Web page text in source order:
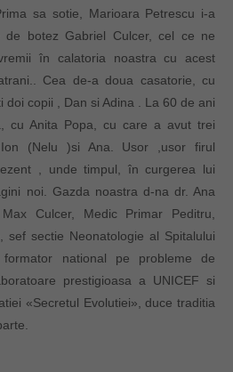
sa sotie, Marioara Petrescu i-a
botez Gabriel Culcer, cel ce ne
în calatoria noastra cu acest
Cea de-a doua casatorie, cu
doi copii , Dan si Adina . La 60 de ani
cu Anita Popa, cu care a avut trei
(Nelu )si Ana. Usor ,usor firul
, unde timpul, în curgerea lui
noi. Gazda noastra d-na dr. Ana
Culcer, Medic Primar Peditru,
sef sectie Neonatologie al Spitalului
formator national pe probleme de
prestigioasa a UNICEF si
«Secretul Evolutiei», duce traditia